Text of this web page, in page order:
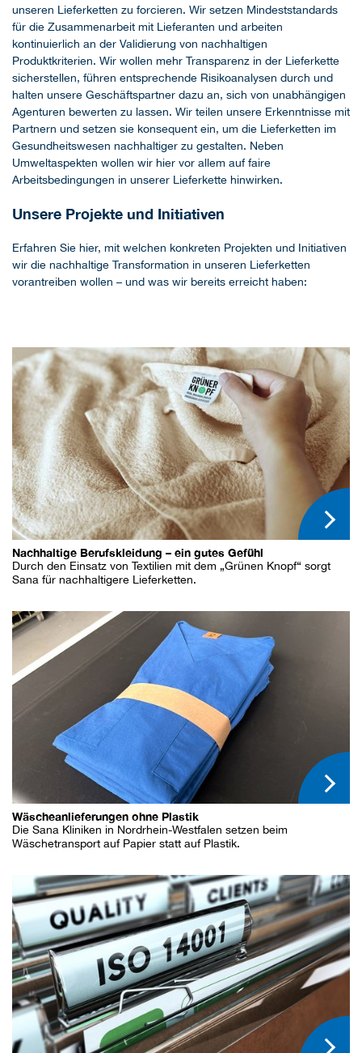
unseren Lieferketten zu forcieren. Wir setzen Mindeststandards
für die Zusammenarbeit mit Lieferanten und arbeiten
kontinuierlich an der Validierung von nachhaltigen
Produktkriterien. Wir wollen mehr Transparenz in der Lieferkette
sicherstellen, führen entsprechende Risikoanalysen durch und
halten unsere Geschäftspartner dazu an, sich von unabhängigen
Agenturen bewerten zu lassen. Wir teilen unsere Erkenntnisse mit
Partnern und setzen sie konsequent ein, um die Lieferketten im
Gesundheitswesen nachhaltiger zu gestalten. Neben
Umweltaspekten wollen wir hier vor allem auf faire
Arbeitsbedingungen in unserer Lieferkette hinwirken.
Unsere Projekte und Initiativen
Erfahren Sie hier, mit welchen konkreten Projekten und Initiativen
wir die nachhaltige Transformation in unseren Lieferketten
vorantreiben wollen – und was wir bereits erreicht haben:
Nachhaltige Berufskleidung – ein gutes Gefühl
Durch den Einsatz von Textilien mit dem „Grünen Knopf“ sorgt
Sana für nachhaltigere Lieferketten.
Wäscheanlieferungen ohne Plastik
Die Sana Kliniken in Nordrhein-Westfalen setzen beim
Wäschetransport auf Papier statt auf Plastik.